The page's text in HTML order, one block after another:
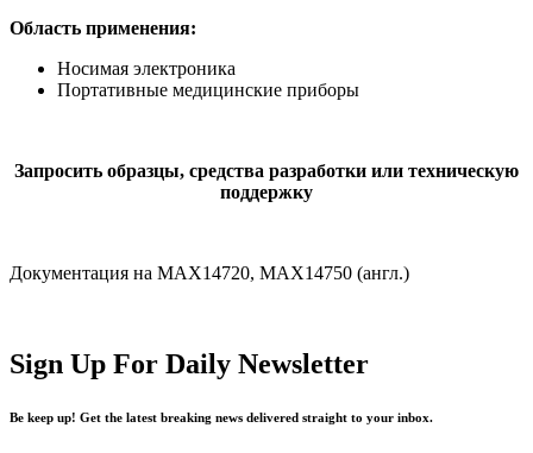
Область применения:
Носимая электроника
Портативные медицинские приборы
Запросить образцы, средства разработки или техническую
поддержку
Документация на MAX14720, MAX14750 (англ.)
Sign Up For Daily Newsletter
Be keep up! Get the latest breaking news delivered straight to your inbox.